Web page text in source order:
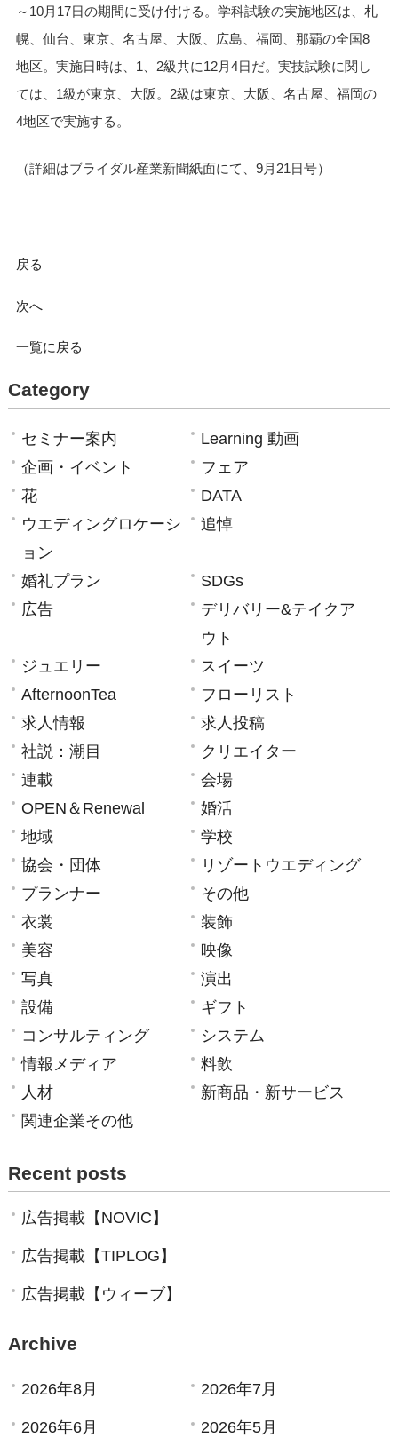
～10月17日の期間に受け付ける。学科試験の実施地区は、札
幌、仙台、東京、名古屋、大阪、広島、福岡、那覇の全国8
地区。実施日時は、1、2級共に12月4日だ。実技試験に関し
ては、1級が東京、大阪。2級は東京、大阪、名古屋、福岡の
4地区で実施する。
（詳細はブライダル産業新聞紙面にて、9月21日号）
戻る
次へ
一覧に戻る
Category
セミナー案内
Learning 動画
企画・イベント
フェア
花
DATA
ウエディングロケーシ
ョン
追悼
婚礼プラン
SDGs
広告
デリバリー&テイクア
ウト
ジュエリー
スイーツ
AfternoonTea
フローリスト
求人情報
求人投稿
社説：潮目
クリエイター
連載
会場
OPEN＆Renewal
婚活
地域
学校
協会・団体
リゾートウエディング
プランナー
その他
衣裳
装飾
美容
映像
写真
演出
設備
ギフト
コンサルティング
システム
情報メディア
料飲
人材
新商品・新サービス
関連企業その他
Recent posts
広告掲載【NOVIC】
広告掲載【TIPLOG】
広告掲載【ウィーブ】
Archive
2026年8月 2026年7月
2026年6月 2026年5月